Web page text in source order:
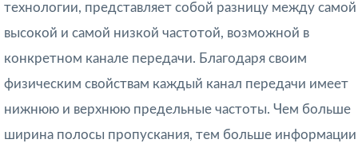
технологии, представляет собой разницу между самой
высокой и самой низкой частотой, возможной в
конкретном канале передачи. Благодаря своим
физическим свойствам каждый канал передачи имеет
нижнюю и верхнюю предельные частоты. Чем больше
ширина полосы пропускания, тем больше информации